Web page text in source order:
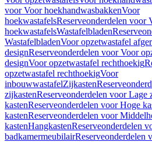
voor Voor hoekhandwasbakkenVoor
hoekwastafelsReserveonderdelen voor
hoekwastafelsWastafelbladen
WastafelbladenVoor opzetwastafel
designReserveonderdelen voor Voor
designVoor opzetwastafel rechthoekig
opzetwastafel rechthoekigVoor
inbouwwastafelZijkasten
zijkastenReserveonderdelen voor Lage
kastenReserveonderdelen voor Hoge
kastenReserveonderdelen voor
kastenHangkastenReserveonderdelen
badkamermeubilairReserveonderdelen